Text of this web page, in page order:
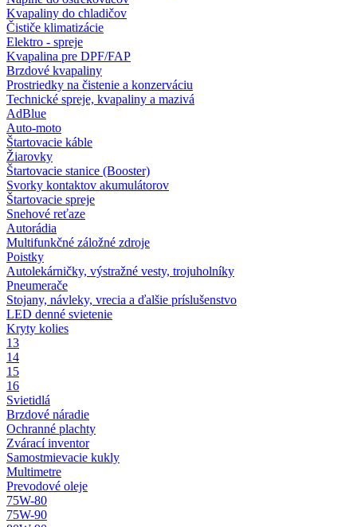
Kvapaliny do chladičov
Čističe klimatizácie
Elektro - spreje
Kvapalina pre DPF/FAP
Brzdové kvapaliny
Prostriedky na čistenie a konzerváciu
Technické spreje, kvapaliny a mazivá
AdBlue
Auto-moto
Štartovacie káble
Žiarovky
Štartovacie stanice (Booster)
Svorky kontaktov akumulátorov
Štartovacie spreje
Snehové reťaze
Autorádia
Multifunkčné záložné zdroje
Poistky
Autolekárničky, výstražné vesty, trojuholníky
Pneumerače
Stojany, návleky, vrecia a ďalšie príslušenstvo
LED denné svietenie
Kryty kolies
13
14
15
16
Svietidlá
Brzdové náradie
Ochranné plachty
Zvárací inventor
Samostmievacie kukly
Multimetre
Prevodové oleje
75W-80
75W-90